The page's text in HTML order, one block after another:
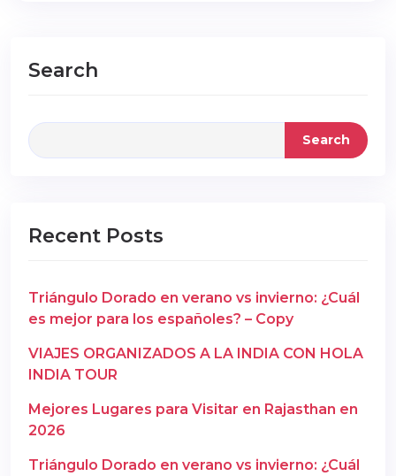
Search
Search
Recent Posts
Triángulo Dorado en verano vs invierno: ¿Cuál
es mejor para los españoles? – Copy
VIAJES ORGANIZADOS A LA INDIA CON HOLA
INDIA TOUR
Mejores Lugares para Visitar en Rajasthan en
2026
Triángulo Dorado en verano vs invierno: ¿Cuál